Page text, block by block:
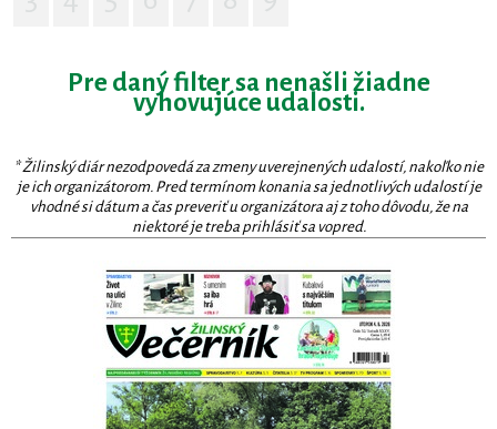
Pre daný filter sa nenašli žiadne
vyhovujúce udalosti.
* Žilinský diár nezodpovedá za zmeny uverejnených udalostí, nakoľko nie
je ich organizátorom. Pred termínom konania sa jednotlivých udalostí je
vhodné si dátum a čas preveriť u organizátora aj z toho dôvodu, že na
niektoré je treba prihlásiť sa vopred.